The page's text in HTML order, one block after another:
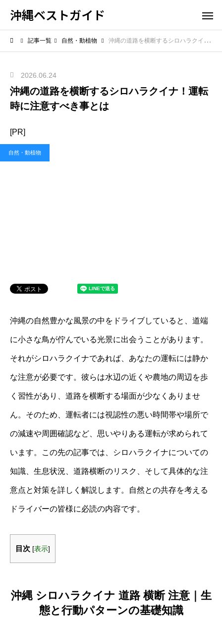
沖縄ベストガイド
記事一覧 自然・動植物 沖縄の道路を横断するシロハラクイナ！運転時に注意すべき事とは
2026.06.24
沖縄の道路を横断するシロハラクイナ！運転
時に注意すべき事とは
[PR]
自然・動植物
沖縄の自然豊かな風景の中をドライブしていると、道端
に小さな鳥が佇んでいる光景に出会うことがあります。
それがシロハラクイナであれば、あなたの運転には静か
な注意が必要です。彼らは水辺の近くや農地の周辺を歩
く習性があり、道路を横断する場面が少なくありませ
ん。そのため、運転者には視認性の悪い時間帯や場所で
の減速や周囲確認など、思いやりある運転が求められて
います。この先の記事では、シロハラクイナについての
知識、生息状況、道路横断のリスク、そして具体的な注
意点と対策を詳しく解説します。自然との共存を考える
ドライバーの皆様に必読の内容です。
目次 [表示]
沖縄 シロハラクイナ 道路 横断 注意｜生
態と行動パターンの基礎知識